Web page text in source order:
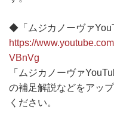
◆「ムジカノーヴァ
https://
VBnVg
「ムジカノーヴァ
の補足解説などをアッ
ください。